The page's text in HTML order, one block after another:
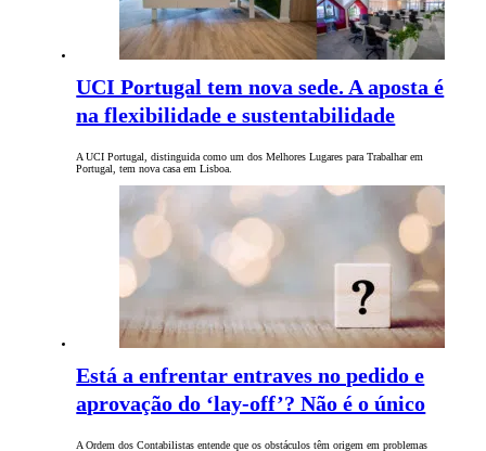
UCI Portugal tem nova sede. A aposta é
na flexibilidade e sustentabilidade
A UCI Portugal, distinguida como um dos Melhores Lugares para Trabalhar em
Portugal, tem nova casa em Lisboa.
Está a enfrentar entraves no pedido e
aprovação do ‘lay-off’? Não é o único
A Ordem dos Contabilistas entende que os obstáculos têm origem em problemas